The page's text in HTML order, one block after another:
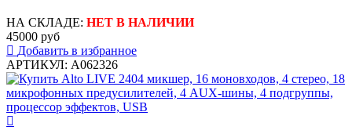
НА СКЛАДЕ: НЕТ В НАЛИЧИИ
45000 руб
Добавить в избранное
АРТИКУЛ: A062326